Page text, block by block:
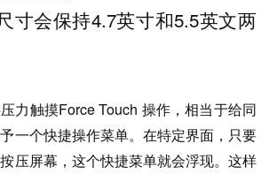
寸会保持4.7英寸和5.5英文两
力触摸Force Touch 操作，相当于给同
一个快捷操作菜单。在特定界面，只要
压屏幕，这个快捷菜单就会浮现。这样